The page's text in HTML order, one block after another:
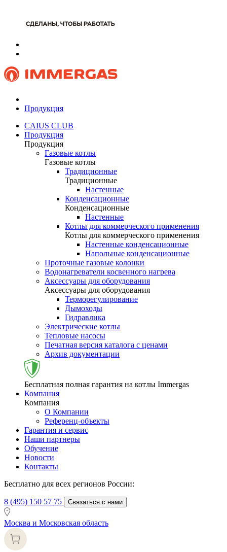
Продукция
CAIUS CLUB
Продукция
Продукция
Газовые котлы
Газовые котлы
Традиционные
Традиционные
Настенные
Конденсационные
Конденсационные
Настенные
Котлы для коммерческого применения
Котлы для коммерческого применения
Настенные конденсационные
Напольные конденсационные
Проточные газовые колонки
Водонагреватели косвенного нагрева
Аксессуары для оборудования
Аксессуары для оборудования
Терморегулирование
Дымоходы
Гидравлика
Электрические котлы
Тепловые насосы
Печатная версия каталога с ценами
Архив документации
Бесплатная полная гарантия на котлы Immergas
Компания
Компания
О Компании
Референц-объекты
Гарантия и сервис
Наши партнеры
Обучение
Новости
Контакты
Бесплатно для всех регионов России:
8 (495) 150 57 75 Связаться с нами
Москва и Московская область